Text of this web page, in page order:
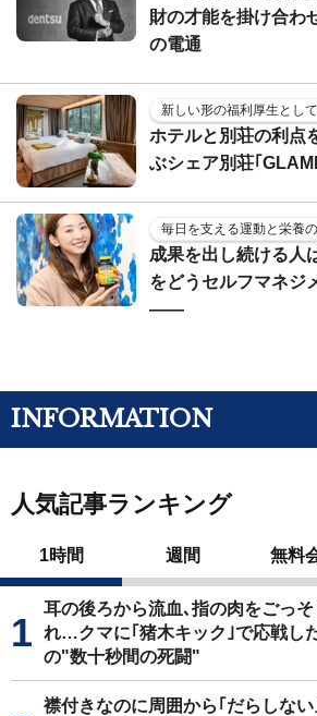
財の才能を掛け合わ
の電通
新しい形の福利厚生とし
ホテルと別荘の利点
ぶシェア別荘｢
毎日を支える運動と栄養
成果を出し続ける人
をどうセルフマネジ
——
INFORMATION
人気記事ランキング
1時間 週間 無料
耳の後ろから流血､指の肉をごっそ
れ…クマに｢猪木キック｣で応戦し
の"数十秒間の死闘"
襟付きなのに周囲から｢だらしな